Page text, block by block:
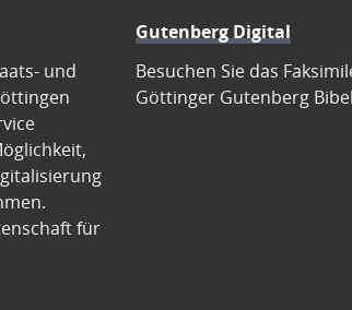
und
für
Gutenberg Digital
Besuchen Sie das
Göttinger Gutenberg